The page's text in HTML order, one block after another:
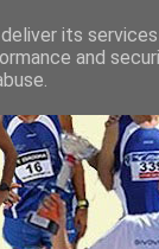
its
and